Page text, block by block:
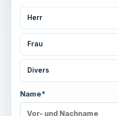
Herr
Frau
Divers
Name*